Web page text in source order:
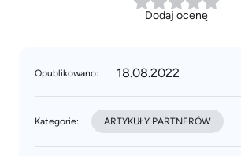
Dodaj ocenę
Opublikowano: 18.08.2022
Kategorie: ARTYKUŁY PARTNERÓW